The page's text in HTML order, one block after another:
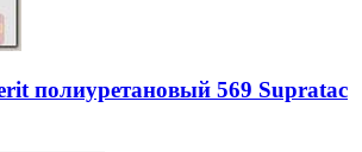
полиуретановый 569 Supratac